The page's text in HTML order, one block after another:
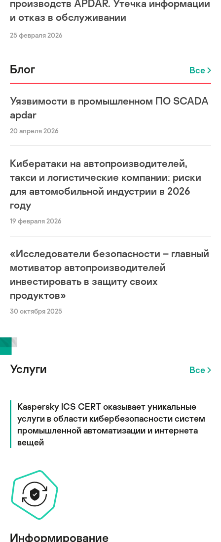
производств APDAR. Утечка информации
и отказ в обслуживании
25 февраля 2026
Блог Все
Уязвимости в промышленном ПО SCADA
apdar
20 апреля 2026
Кибератаки на автопроизводителей,
такси и логистические компании: риски
для автомобильной индустрии в 2026
году
19 февраля 2026
«Исследователи безопасности – главный
мотиватор автопроизводителей
инвестировать в защиту своих
продуктов»
30 октября 2025
Услуги Все
Kaspersky ICS CERT оказывает уникальные
услуги в области кибербезопасности систем
промышленной автоматизации и интернета
вещей
Информирование